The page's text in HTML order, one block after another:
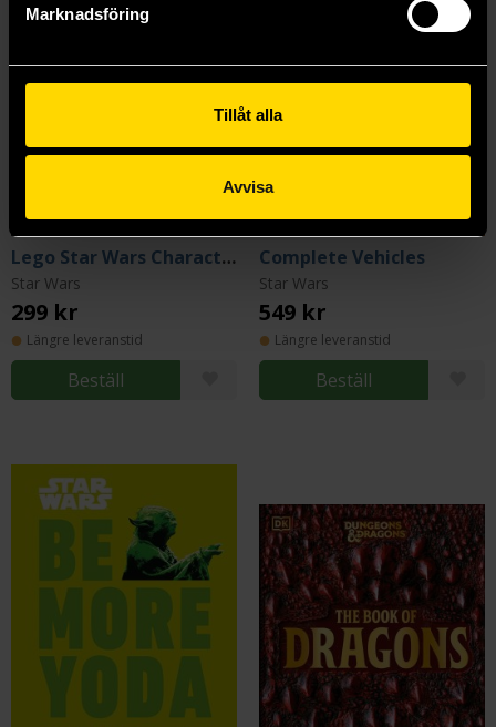
Marknadsföring
Tillåt alla
Avvisa
Lego Star Wars Character Encyclopedia (Updated Edition)
Star Wars
299 kr
Längre leveranstid
Beställ
Complete Vehicles
Star Wars
549 kr
Längre leveranstid
Beställ